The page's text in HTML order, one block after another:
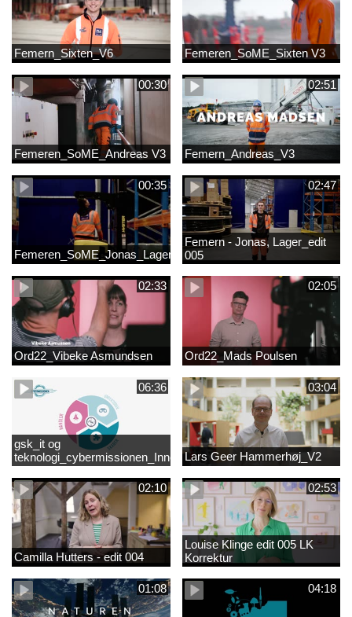
Femern_Sixten_V6 Femeren_SoME_Sixten V3
00:30
Femeren_SoME_Andreas V3
02:51
Femern_Andreas_V3
00:35
Femeren_SoME_Jonas_Lager
02:47
Femern - Jonas, Lager_edit
005
02:33
Ord22_Vibeke Asmundsen
02:05
Ord22_Mads Poulsen
06:36
gsk_it og
teknologi_cybermissionen_Innovationscirklen
03:04
Lars Geer Hammerhøj_V2
02:10
Camilla Hutters - edit 004
02:53
Louise Klinge edit 005 LK
Korrektur
01:08 04:18